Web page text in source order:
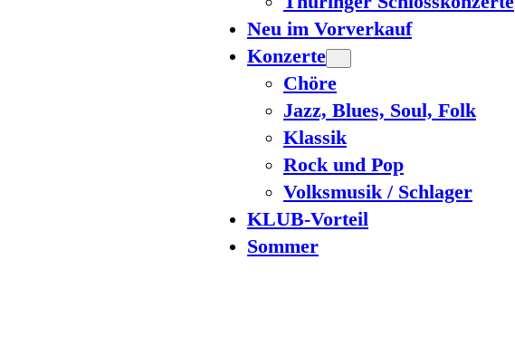
Neu im Vorverkauf
Konzerte
Chöre
Jazz, Blues, Soul, Folk
Klassik
Rock und Pop
Volksmusik / Schlager
KLUB-Vorteil
Sommer